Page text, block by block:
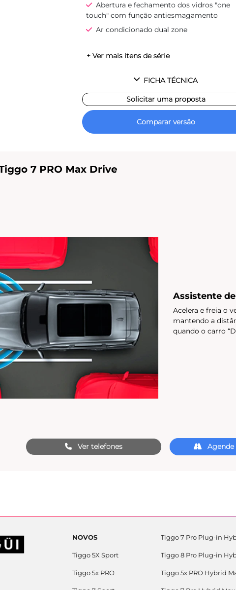
Abertura e fechamento dos vidros "one
touch" com função antiesmagamento
Ar condicionado dual zone
+ Ver mais itens de série
FICHA TÉCNICA
Solicitar uma proposta
Comparar versão
7 PRO Max Drive
Assistente
Acelera e freia o
mantendo a
quando o carro
Ver telefones Agende
NOVOS
Tiggo 5X Sport
Tiggo 5x PRO
Tiggo 7 Pro Plug-in
Tiggo 8 Pro Plug-in
Tiggo 5x PRO Hybrid